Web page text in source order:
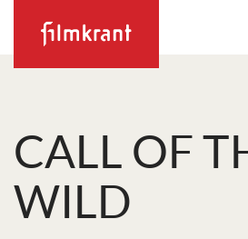
CALL OF
WILD